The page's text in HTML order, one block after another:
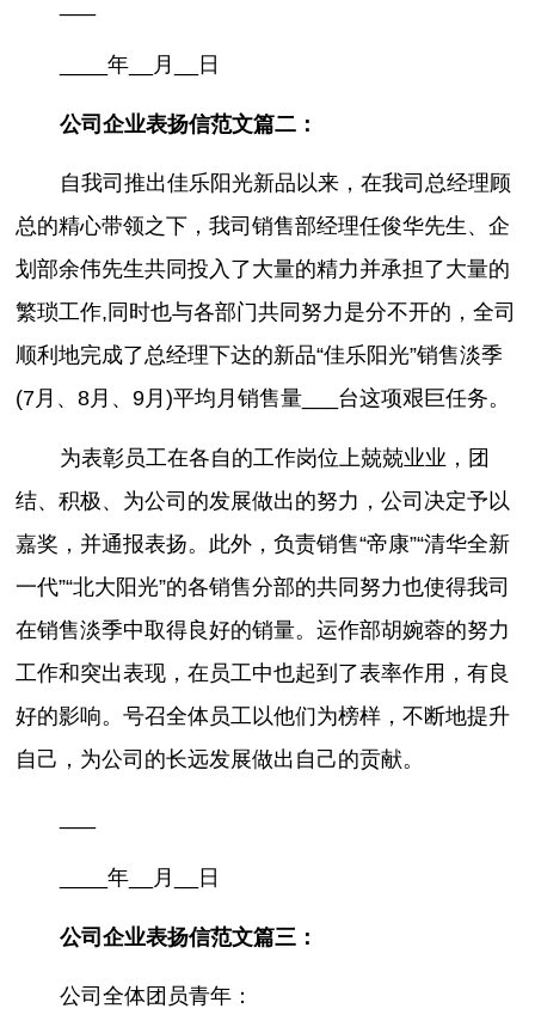
____年__月__日
公司企业表扬信范文篇二：
自我司推出佳乐阳光新品以来，在我司总经理顾
总的精心带领之下，我司销售部经理任俊华先生、企
划部余伟先生共同投入了大量的精力并承担了大量的
繁琐工作,同时也与各部门共同努力是分不开的，全司
顺利地完成了总经理下达的新品“佳乐阳光”销售淡季
(7月、8月、9月)平均月销售量___台这项艰巨任务。
为表彰员工在各自的工作岗位上兢兢业业，团
结、积极、为公司的发展做出的努力，公司决定予以
嘉奖，并通报表扬。此外，负责销售“帝康”“清华全新
一代”“北大阳光”的各销售分部的共同努力也使得我司
在销售淡季中取得良好的销量。运作部胡婉蓉的努力
工作和突出表现，在员工中也起到了表率作用，有良
好的影响。号召全体员工以他们为榜样，不断地提升
自己，为公司的长远发展做出自己的贡献。
____年__月__日
公司企业表扬信范文篇三：
公司全体团员青年：